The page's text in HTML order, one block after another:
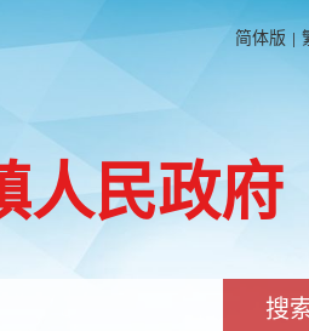
简体版 |
人民政府